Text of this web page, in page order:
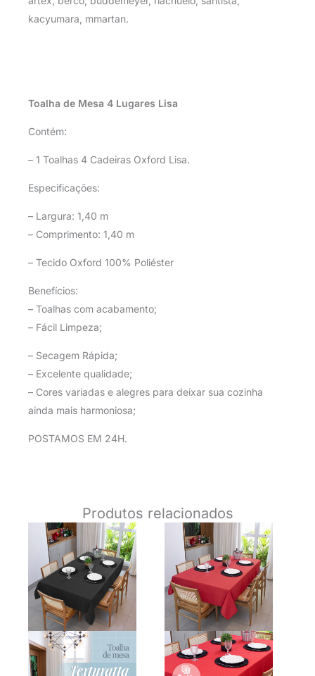
kacyumara, mmartan.
Toalha de Mesa 4 Lugares Lisa
Contém:
– 1 Toalhas 4 Cadeiras Oxford Lisa.
Especificações:
– Largura: 1,40 m
– Comprimento: 1,40 m
– Tecido Oxford 100% Poliéster
Benefícios:
– Toalhas com acabamento;
– Fácil Limpeza;
– Secagem Rápida;
– Excelente qualidade;
– Cores variadas e alegres para deixar sua cozinha
ainda mais harmoniosa;
POSTAMOS EM 24H.
Produtos relacionados
preço
original
era:
R$ 59,90.
O
preço
atual
é:
R$ 34,90.
preço
original
era:
R$ 59,90.
O
preço
atual
é:
R$